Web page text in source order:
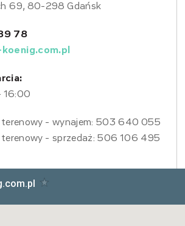
69, 80-298 Gdańsk
78
16:00
terenowy - wynajem: 503 640 055
terenowy - sprzedaż: 506 106 495